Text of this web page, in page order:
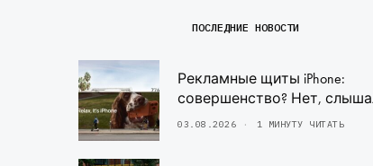
ПОСЛЕДНИЕ НОВОСТИ
Рекламные щиты iPhone:
совершенство? Нет,
03.08.2026 1 МИНУТУ ЧИТАТЬ